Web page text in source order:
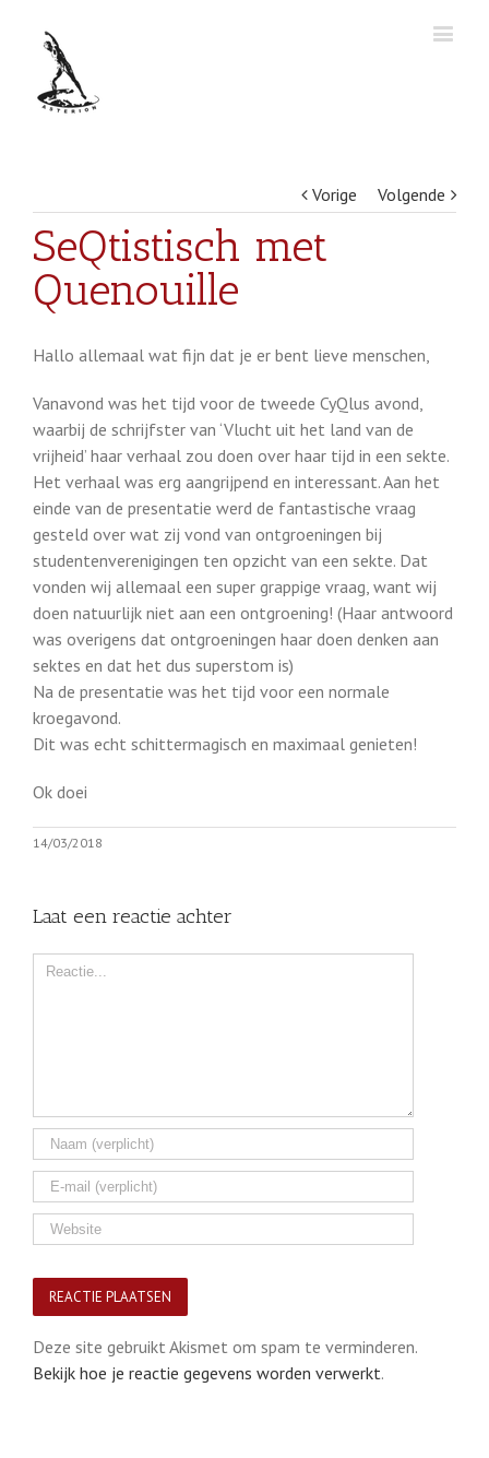
Vorige Volgende
SeQtistisch met
Quenouille
Hallo allemaal wat fijn dat je er bent lieve menschen,
Vanavond was het tijd voor de tweede CyQlus avond,
waarbij de schrijfster van ‘Vlucht uit het land van de
vrijheid’ haar verhaal zou doen over haar tijd in een sekte.
Het verhaal was erg aangrijpend en interessant. Aan het
einde van de presentatie werd de fantastische vraag
gesteld over wat zij vond van ontgroeningen bij
studentenverenigingen ten opzicht van een sekte. Dat
vonden wij allemaal een super grappige vraag, want wij
doen natuurlijk niet aan een ontgroening! (Haar antwoord
was overigens dat ontgroeningen haar doen denken aan
sektes en dat het dus superstom is)
Na de presentatie was het tijd voor een normale
kroegavond.
Dit was echt schittermagisch en maximaal genieten!
Ok doei
14/03/2018
Laat een reactie achter
Comment
Deze site gebruikt Akismet om spam te verminderen.
Bekijk hoe je reactie gegevens worden verwerkt.